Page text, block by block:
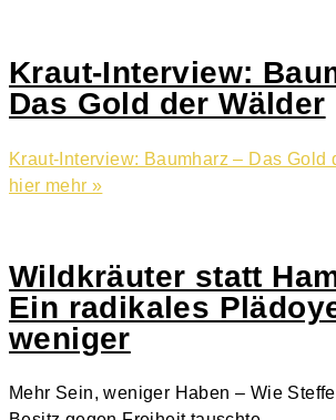
Kraut-Interview:
Das Gold der Wälder
Kraut-Interview: Baumharz – Das Gold
hier mehr »
Wildkräuter statt
Ein radikales
weniger
Mehr Sein, weniger Haben – Wie